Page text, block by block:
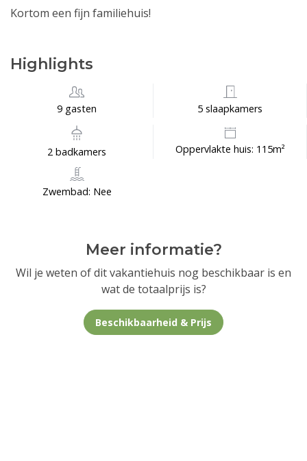
Kortom een fijn familiehuis!
Highlights
9 gasten 5 slaapkamers
2 badkamers Oppervlakte huis: 115m²
Zwembad: Nee
Meer informatie?
Wil je weten of dit vakantiehuis nog beschikbaar is en
wat de totaalprijs is?
Beschikbaarheid & Prijs